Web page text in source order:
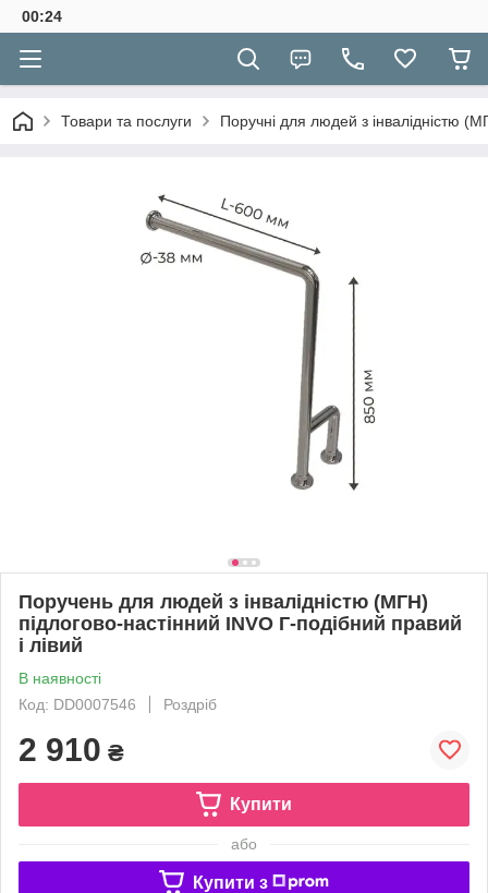
00:24
Товари та послуги Поручні для людей з інвалідністю
Поручень для людей з інвалідністю (МГН)
підлогово-настінний INVO Г-подібний правий
і лівий
В наявності
Код: DD0007546
Роздріб
2 910 ₴
Купити
або
Купити з